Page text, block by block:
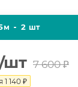
м 2 шт
шт 7 600₽
1 140 ₽